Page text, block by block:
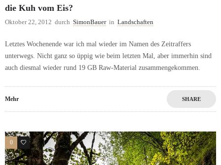
die Kuh vom Eis?
Oktober 22, 2012 durch SimonBauer in Landschaften
Letztes Wochenende war ich mal wieder im Namen des Zeitraffers
unterwegs. Nicht ganz so üppig wie beim letzten Mal, aber immerhin sind
auch diesmal wieder rund 19 GB Raw-Material zusammengekommen.
Mehr SHARE
0 0